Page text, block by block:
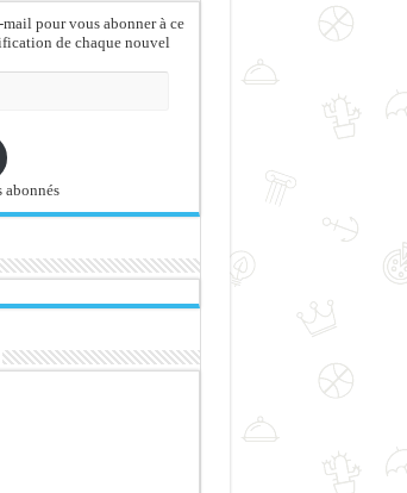
mail pour vous abonner à ce
de chaque nouvel
abonnés